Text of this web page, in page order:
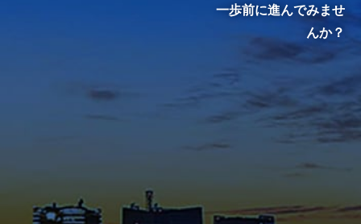
囲気やキャンパスの熱気を感じ
一歩前に進んでみませ
んか？